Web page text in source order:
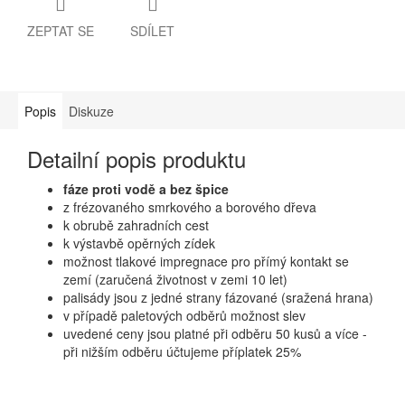
ZEPTAT SE SDÍLET
Popis Diskuze
Detailní popis produktu
fáze proti vodě a bez špice
z frézovaného smrkového a borového dřeva
k obrubě zahradních cest
k výstavbě opěrných zídek
možnost tlakové impregnace pro přímý kontakt se
zemí (zaručená životnost v zemi 10 let)
palisády jsou z jedné strany fázované (sražená hrana)
v případě paletových odběrů možnost slev
uvedené ceny jsou platné při odběru 50 kusů a více -
při nižším odběru účtujeme příplatek 25%